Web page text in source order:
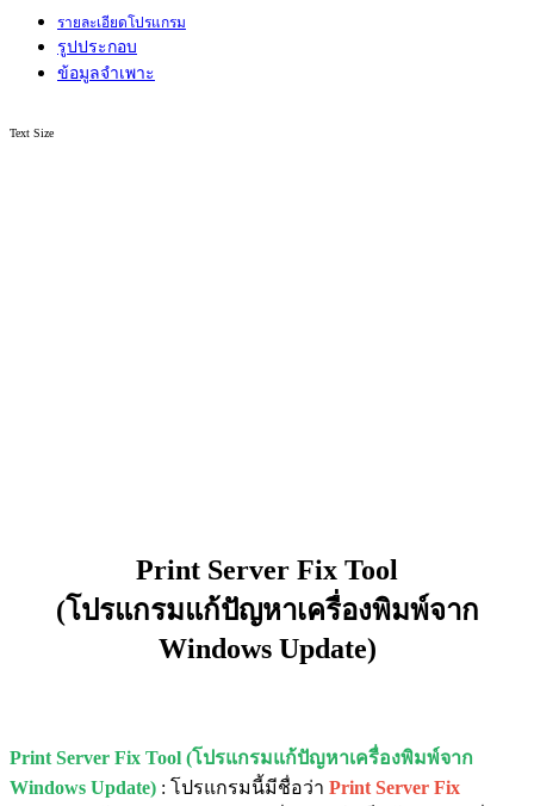
รายละเอียดโปรแกรม
รูปประกอบ
ข้อมูลจำเพาะ
Text Size
Print Server Fix Tool
(โปรแกรมแก้ปัญหาเครื่องพิมพ์จาก
Windows Update)
Print Server Fix Tool (โปรแกรมแก้ปัญหาเครื่องพิมพ์จาก
Windows Update) : โปรแกรมนี้มีชื่อว่า Print Server Fix